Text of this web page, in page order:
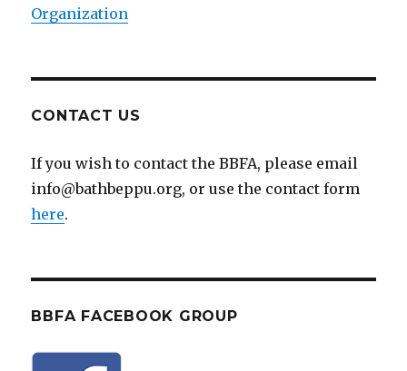
Organization
CONTACT US
If you wish to contact the BBFA, please email
info@bathbeppu.org, or use the contact form
here.
BBFA FACEBOOK GROUP